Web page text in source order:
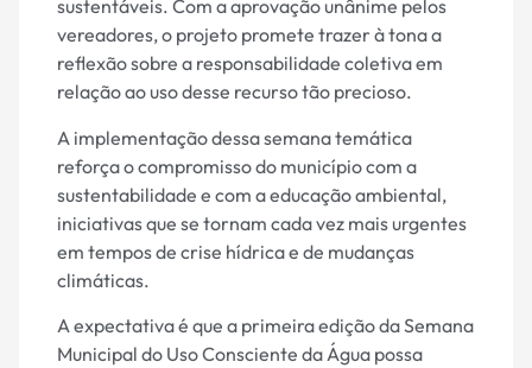
sustentáveis. Com a aprovação unânime pelos
vereadores, o projeto promete trazer à tona a
reflexão sobre a responsabilidade coletiva em
relação ao uso desse recurso tão precioso.
A implementação dessa semana temática
reforça o compromisso do município com a
sustentabilidade e com a educação ambiental,
iniciativas que se tornam cada vez mais urgentes
em tempos de crise hídrica e de mudanças
climáticas.
A expectativa é que a primeira edição da Semana
Municipal do Uso Consciente da Água possa